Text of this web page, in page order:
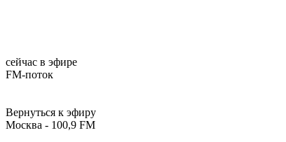
сейчас в эфире
FM-поток
Вернуться к эфиру
Москва - 100,9 FM